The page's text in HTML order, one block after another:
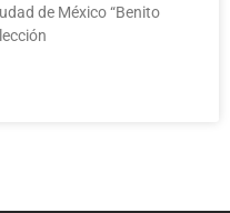
de México “Benito